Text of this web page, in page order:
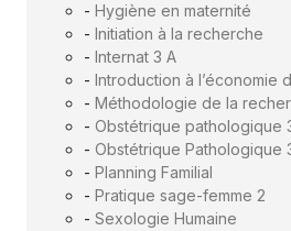
- Hygiène en maternité
- Initiation à la recherche
- Internat 3 A
- Introduction à l’économie
- Méthodologie de la
- Obstétrique pathologique
- Obstétrique Pathologique
- Planning Familial
- Pratique sage-femme 2
- Sexologie Humaine